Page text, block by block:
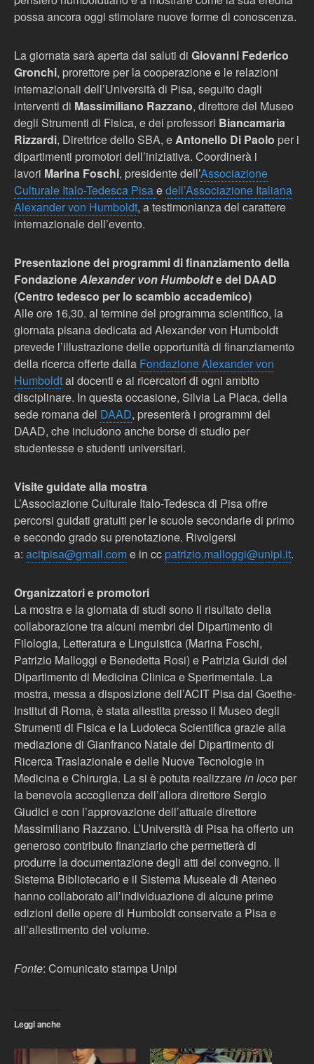
possa ancora oggi stimolare nuove forme di conoscenza.
La giornata sarà aperta dai saluti di Giovanni Federico
Gronchi, prorettore per la cooperazione e le relazioni
internazionali dell’Università di Pisa, seguito dagli
interventi di Massimiliano Razzano, direttore del Museo
degli Strumenti di Fisica, e dei professori Biancamaria
Rizzardi, Direttrice dello SBA, eAntonello Di Paolo per i
dipartimenti promotori dell’iniziativa. Coordinerà i
lavori Marina Foschi, presidente dell’Associazione
Culturale Italo-Tedesca Pisaedell’Associazione Italiana
Alexander von Humboldt, a testimonianza del carattere
internazionale dell’evento.
Presentazione dei programmi di finanziamento della
FondazioneAlexander von Humboldte del DAAD
(Centro tedesco per lo scambio accademico)
Alle ore 16,30. al termine del programma scientifico, la
giornata pisana dedicata ad Alexander von Humboldt
prevede l’illustrazione delle opportunità di finanziamento
della ricerca offerte dalla Fondazione Alexander von
Humboldtai docenti e ai ricercatori di ogni ambito
disciplinare. In questa occasione, Silvia La Placa, della
sede romana del DAAD, presenterà i programmi del
DAAD, che includono anche borse di studio per
studentesse e studenti universitari.
Visite guidate alla mostra
L’Associazione Culturale Italo-Tedesca di Pisa offre
percorsi guidati gratuiti per le scuole secondarie di primo
e secondo grado su prenotazione. Rivolgersi
a: acitpisa@gmail.come in cc patrizio.malloggi@unipi.it.
Organizzatori e promotori
La mostra e la giornata di studi sono il risultato della
collaborazione tra alcuni membri del Dipartimento di
Filologia, Letteratura e Linguistica (Marina Foschi,
Patrizio Malloggi e Benedetta Rosi) e Patrizia Guidi del
Dipartimento di Medicina Clinica e Sperimentale. La
mostra, messa a disposizione dell’ACIT Pisa dal Goethe-
Institut di Roma, è stata allestita presso il Museo degli
Strumenti di Fisica e la Ludoteca Scientifica grazie alla
mediazione di Gianfranco Natale del Dipartimento di
Ricerca Traslazionale e delle Nuove Tecnologie in
Medicina e Chirurgia. La si è potuta realizzarein loco per
la benevola accoglienza dell’allora direttore Sergio
Giudici e con l’approvazione dell’attuale direttore
Massimiliano Razzano. L’Università di Pisa ha offerto un
generoso contributo finanziario che permetterà di
produrre la documentazione degli atti del convegno. Il
Sistema Bibliotecario e il Sistema Museale di Ateneo
hanno collaborato all’individuazione di alcune prime
edizioni delle opere di Humboldt conservate a Pisa e
all’allestimento del volume.
Fonte: Comunicato stampa Unipi
Leggi anche